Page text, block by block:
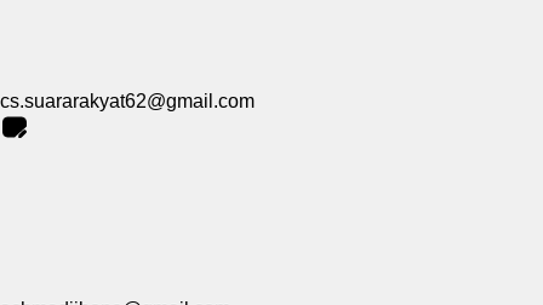
cs.suararakyat62@gmail.com